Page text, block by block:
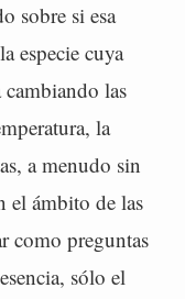
sobre si esa
especie cuya
las
la
a menudo sin
el ámbito de las
como preguntas
sólo el